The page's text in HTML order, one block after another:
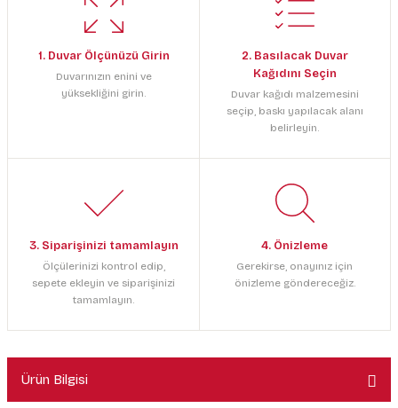
1. Duvar Ölçünüzü Girin
Duvarınızın enini ve
yüksekliğini girin.
2. Basılacak Duvar
Kağıdını Seçin
Duvar kağıdı malzemesini
seçip, baskı yapılacak alanı
belirleyin.
3. Siparişinizi tamamlayın
Ölçülerinizi kontrol edip,
sepete ekleyin ve siparişinizi
tamamlayın.
4. Önizleme
Gerekirse, onayınız için
önizleme göndereceğiz.
Ürün Bilgisi